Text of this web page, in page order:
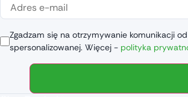
Zgadzam się na otrzymywanie komunikacji
spersonalizowanej. Więcej - polityka